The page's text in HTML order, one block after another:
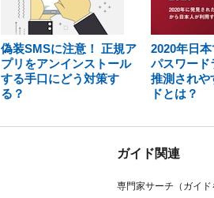
偽装SMSに注意！ 正規ア
プリをアンインストール
する手口にどう対策す
る？
2020年日
パスワード
推測されや
ドとは？
ガイド関連
専門家サーチ（ガイド